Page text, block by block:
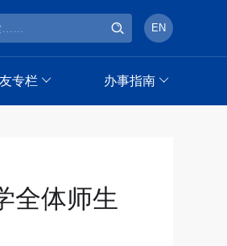
EN
专栏 办事指南
全体师生